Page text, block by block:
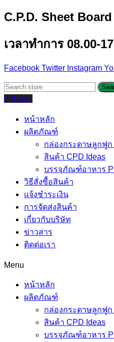
C.P.D. Sheet
เวลาทำการ 08.00-
Facebook Twitter Instagram
0 ฿ Cart
หน้าหลัก
ผลิตภัณฑ์
กล่องกระดาษลูกฟูก
สินค้า CPD Ideas
บรรจุภัณฑ์อาหาร
วิธีสั่งซื้อสินค้า
แจ้งชำระเงิน
การจัดส่งสินค้า
เกี่ยวกับบริษัท
ข่าวสาร
ติดต่อเรา
Menu
หน้าหลัก
ผลิตภัณฑ์
กล่องกระดาษลูกฟูก
สินค้า CPD Ideas
บรรจุภัณฑ์อาหาร